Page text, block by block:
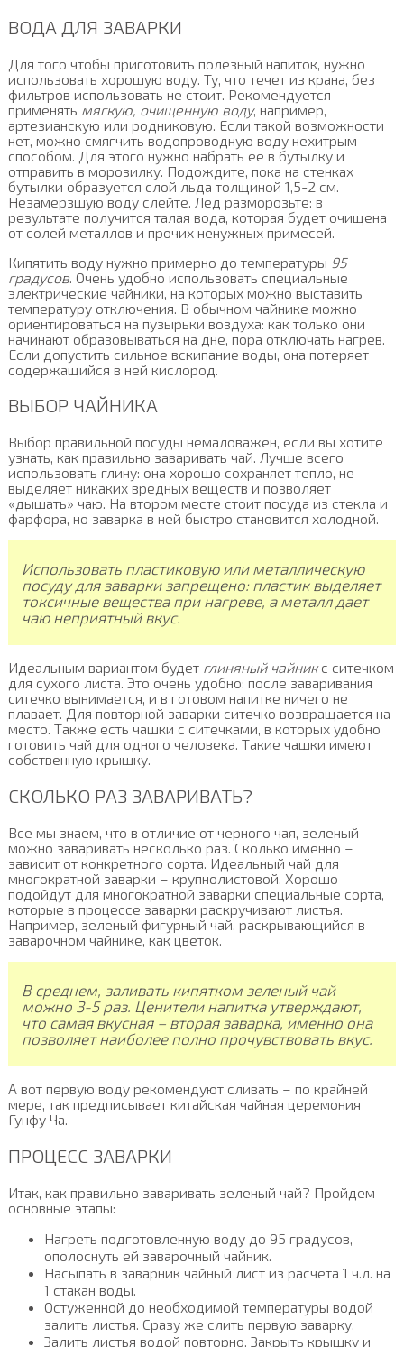
ВОДА ДЛЯ ЗАВАРКИ
Для того чтобы приготовить полезный напиток, нужно
использовать хорошую воду. Ту, что течет из крана, без
фильтров использовать не стоит. Рекомендуется
применять мягкую, очищенную воду, например,
артезианскую или родниковую. Если такой возможности
нет, можно смягчить водопроводную воду нехитрым
способом. Для этого нужно набрать ее в бутылку и
отправить в морозилку. Подождите, пока на стенках
бутылки образуется слой льда толщиной 1,5-2 см.
Незамерзшую воду слейте. Лед разморозьте: в
результате получится талая вода, которая будет очищена
от солей металлов и прочих ненужных примесей.
Кипятить воду нужно примерно до температуры 95
градусов. Очень удобно использовать специальные
электрические чайники, на которых можно выставить
температуру отключения. В обычном чайнике можно
ориентироваться на пузырьки воздуха: как только они
начинают образовываться на дне, пора отключать нагрев.
Если допустить сильное вскипание воды, она потеряет
содержащийся в ней кислород.
ВЫБОР ЧАЙНИКА
Выбор правильной посуды немаловажен, если вы хотите
узнать, как правильно заваривать чай. Лучше всего
использовать глину: она хорошо сохраняет тепло, не
выделяет никаких вредных веществ и позволяет
«дышать» чаю. На втором месте стоит посуда из стекла и
фарфора, но заварка в ней быстро становится холодной.
Использовать пластиковую или металлическую
посуду для заварки запрещено: пластик выделяет
токсичные вещества при нагреве, а металл дает
чаю неприятный вкус.
Идеальным вариантом будет глиняный чайникс ситечком
для сухого листа. Это очень удобно: после заваривания
ситечко вынимается, и в готовом напитке ничего не
плавает. Для повторной заварки ситечко возвращается на
место. Также есть чашки с ситечками, в которых удобно
готовить чай для одного человека. Такие чашки имеют
собственную крышку.
СКОЛЬКО РАЗ ЗАВАРИВАТЬ?
Все мы знаем, что в отличие от черного чая, зеленый
можно заваривать несколько раз. Сколько именно –
зависит от конкретного сорта. Идеальный чай для
многократной заварки – крупнолистовой. Хорошо
подойдут для многократной заварки специальные сорта,
которые в процессе заварки раскручивают листья.
Например, зеленый фигурный чай, раскрывающийся в
заварочном чайнике, как цветок.
В среднем, заливать кипятком зеленый чай
можно 3-5 раз. Ценители напитка утверждают,
что самая вкусная – вторая заварка, именно она
позволяет наиболее полно прочувствовать вкус.
А вот первую воду рекомендуют сливать – по крайней
мере, так предписывает китайская чайная церемония
Гунфу Ча.
ПРОЦЕСС ЗАВАРКИ
Итак, как правильно заваривать зеленый чай? Пройдем
основные этапы:
Нагреть подготовленную воду до 95 градусов,
ополоснуть ей заварочный чайник.
Насыпать в заварник чайный лист из расчета 1 ч.л. на
1 стакан воды.
Остуженной до необходимой температуры водой
залить листья. Сразу же слить первую заварку.
Залить листья водой повторно. Закрыть крышку и